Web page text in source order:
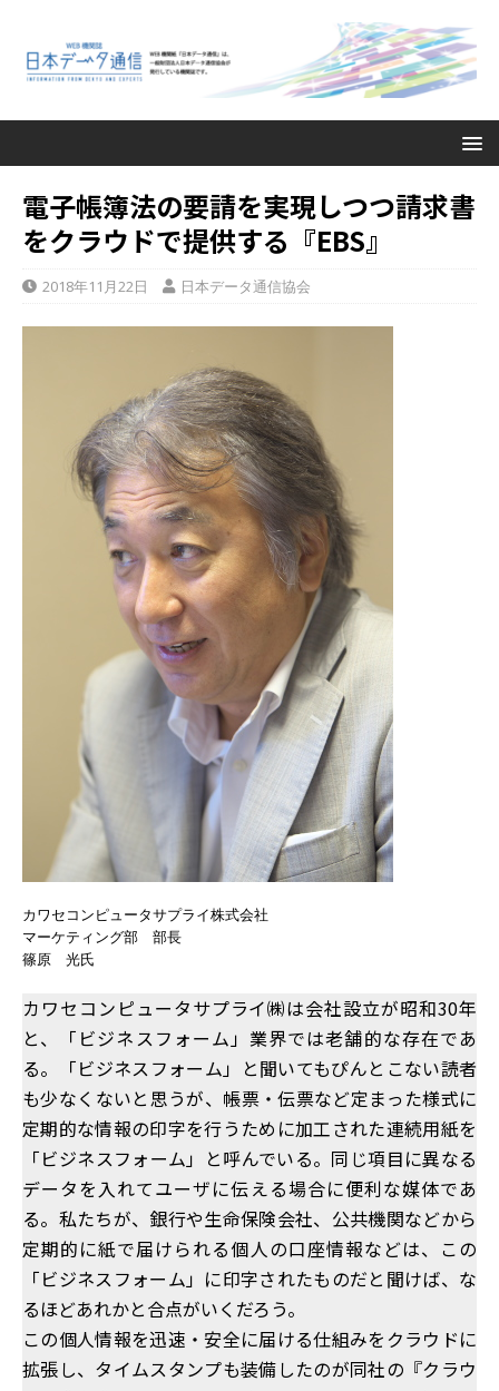
電子帳簿法の要請を実現しつつ請求書
をクラウドで提供する『EBS』
2018年11月22日 日本データ通信協会
カワセコンピュータサプライ株式会社
マーケティング部 部長
篠原 光氏
カワセコンピュータサプライ㈱は会社設立が昭和30年
と、「ビジネスフォーム」業界では老舗的な存在であ
る。「ビジネスフォーム」と聞いてもぴんとこない読者
も少なくないと思うが、帳票・伝票など定まった様式に
定期的な情報の印字を行うために加工された連続用紙を
「ビジネスフォーム」と呼んでいる。同じ項目に異なる
データを入れてユーザに伝える場合に便利な媒体であ
る。私たちが、銀行や生命保険会社、公共機関などから
定期的に紙で届けられる個人の口座情報などは、この
「ビジネスフォーム」に印字されたものだと聞けば、な
るほどあれかと合点がいくだろう。
この個人情報を迅速・安全に届ける仕組みをクラウドに
拡張し、タイムスタンプも装備したのが同社の『クラウ